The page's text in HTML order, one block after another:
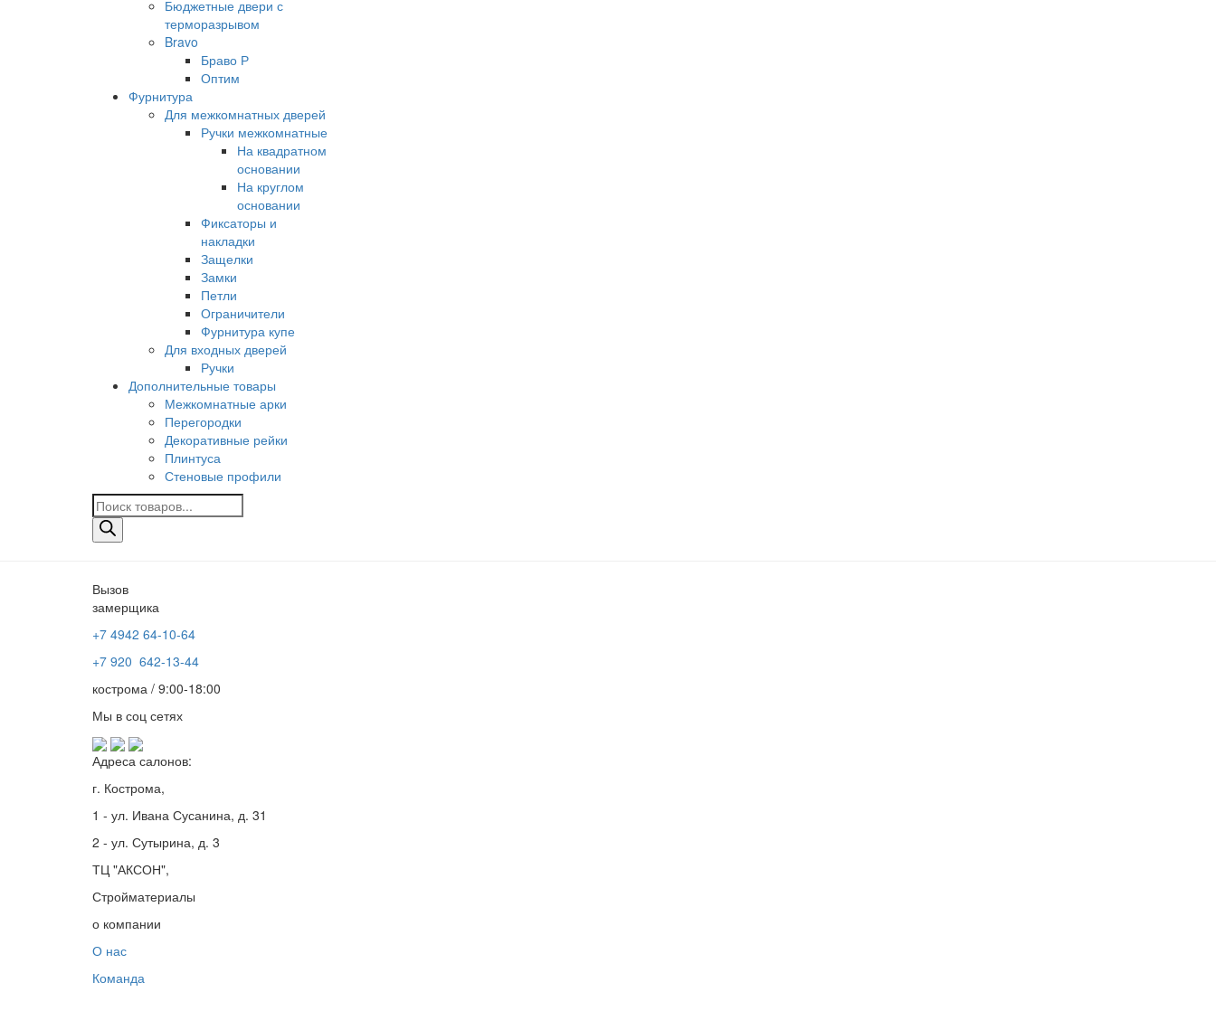
Бюджетные двери с
терморазрывом
Bravo
Браво Р
Оптим
Фурнитура
Для межкомнатных дверей
Ручки межкомнатные
На квадратном
основании
На круглом
основании
Фиксаторы и
накладки
Защелки
Замки
Петли
Ограничители
Фурнитура купе
Для входных дверей
Ручки
Дополнительные товары
Межкомнатные арки
Перегородки
Декоративные рейки
Плинтуса
Стеновые профили
Поиск
товаров
Вызов
замерщика
+7 4942 64-10-64
+7 920 642-13-44
кострома / 9:00-18:00
Мы в соц сетях
Адреса салонов:
г. Кострома,
1 - ул. Ивана Сусанина, д. 31
2 - ул. Сутырина, д. 3
ТЦ "АКСОН",
Стройматериалы
о компании
О нас
Команда